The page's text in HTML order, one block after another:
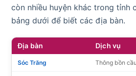
còn nhiều huyện khác trong tỉnh
bảng dưới để biết các địa bàn.
Địa bàn Dịch vụ
Sóc Trăng Thông bồn